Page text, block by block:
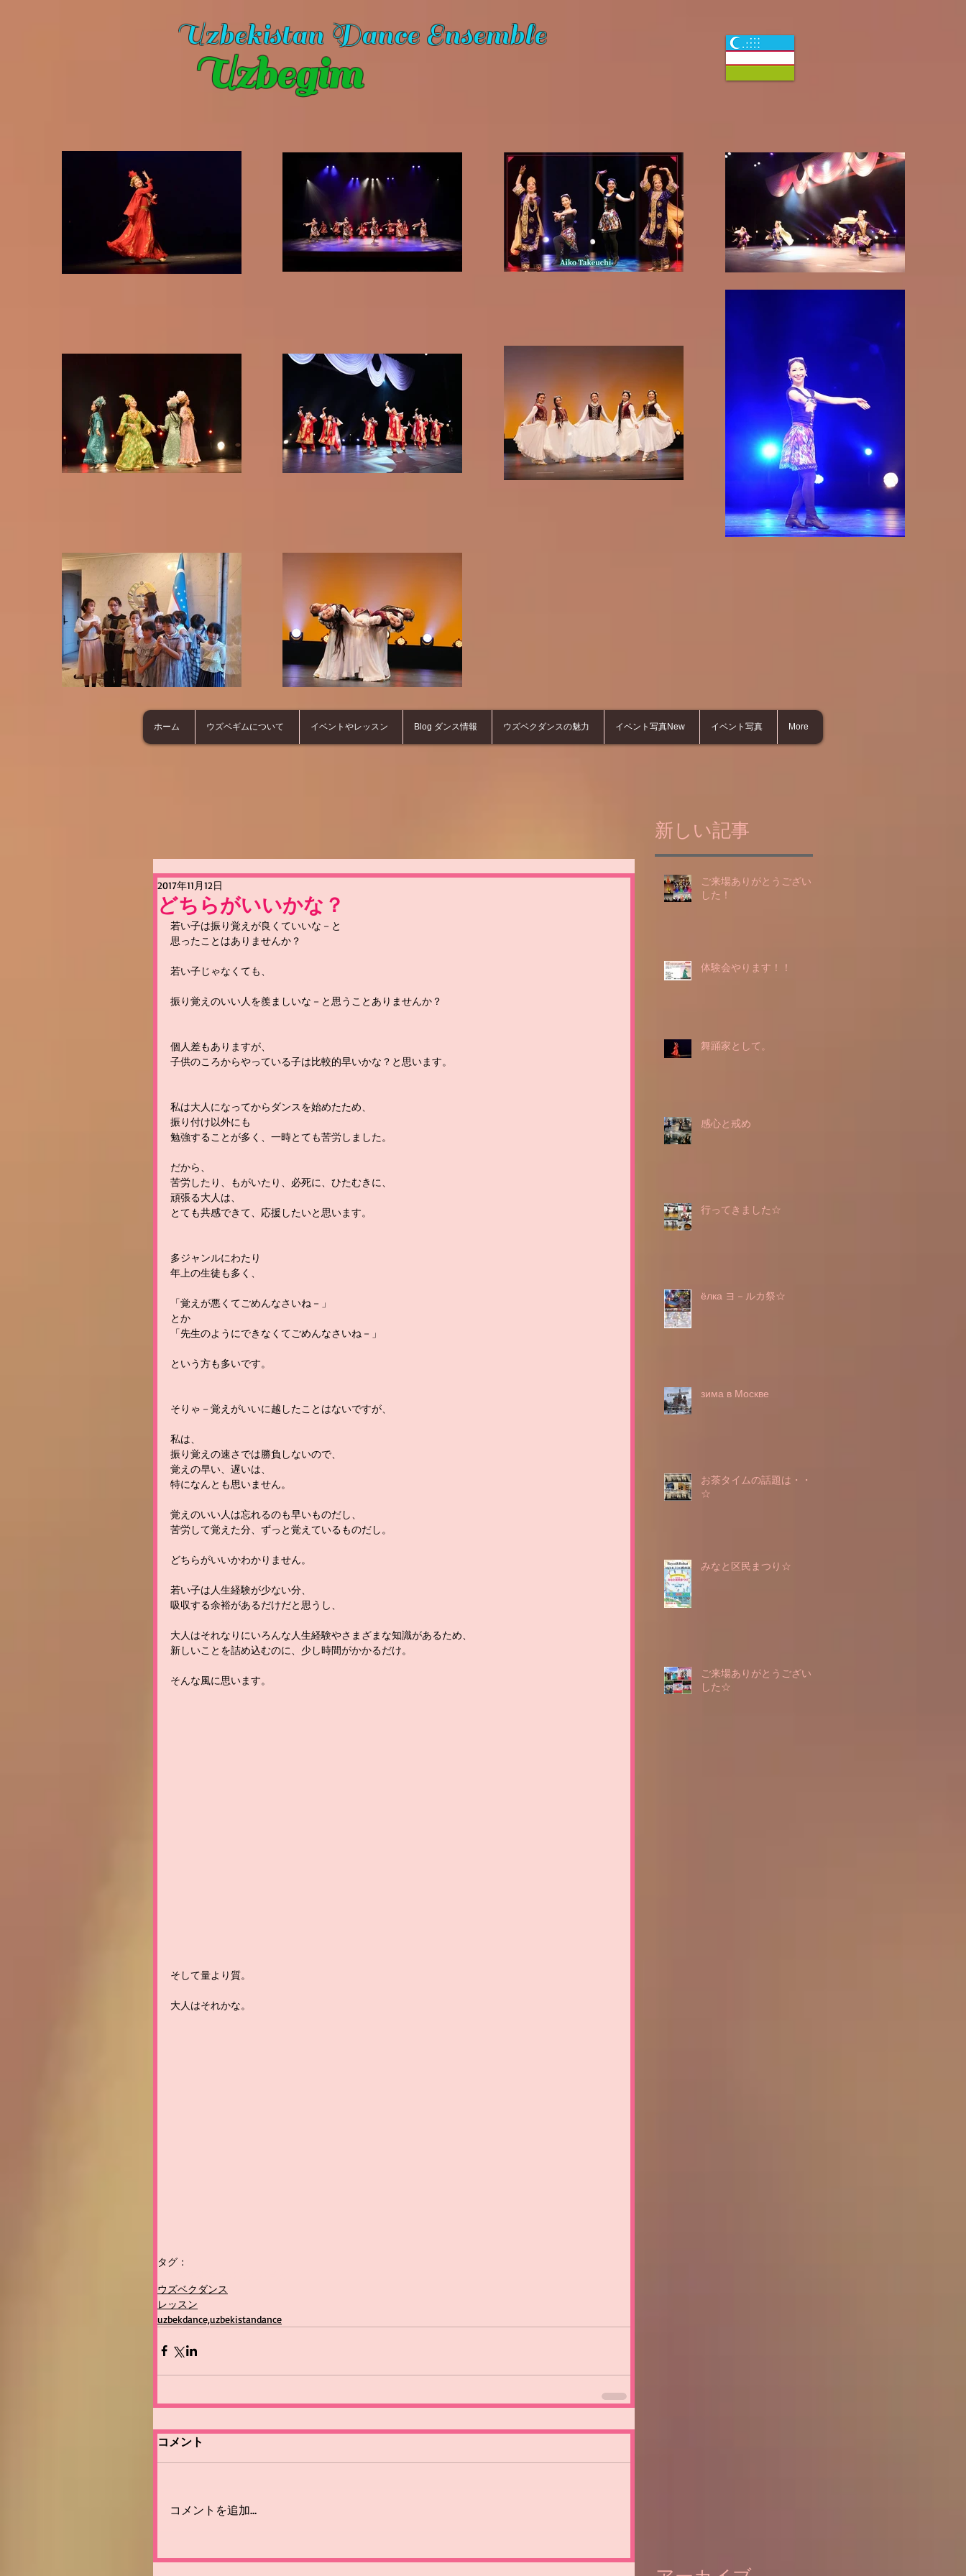
Uzbekistan Dance Ensemble
Uzbegim
ホーム ウズベギムについて イベントやレッスン Blog ダンス情報 ウズベクダンスの魅力 イベント写真New イベント写真 More
新しい記事
どちらがいいかな？
2017年11月12日
若い子は振り覚えが良くていいな－と
思ったことはありませんか？
若い子じゃなくても、
振り覚えのいい人を羨ましいな－と思うことありませんか？
個人差もありますが、
子供のころからやっている子は比較的早いかな？と思います。
私は大人になってからダンスを始めたため、
振り付け以外にも
勉強することが多く、一時とても苦労しました。
だから、
苦労したり、もがいたり、必死に、ひたむきに、
頑張る大人は、
とても共感できて、応援したいと思います。
多ジャンルにわたり
年上の生徒も多く、
「覚えが悪くてごめんなさいね－」
とか
「先生のようにできなくてごめんなさいね－」
という方も多いです。
そりゃ－覚えがいいに越したことはないですが、
私は、
振り覚えの速さでは勝負しないので、
覚えの早い、遅いは、
特になんとも思いません。
覚えのいい人は忘れるのも早いものだし、
苦労して覚えた分、ずっと覚えているものだし。
どちらがいいかわかりません。
若い子は人生経験が少ない分、
吸収する余裕があるだけだと思うし、
大人はそれなりにいろんな人生経験やさまざまな知識があるため、
新しいことを詰め込むのに、少し時間がかかるだけ。
そんな風に思います。
そして量より質。
大人はそれかな。
タグ：
ウズベクダンス
レッスン
uzbekdance,uzbekistandance
コメント
コメントを追加…
ご来場ありがとうございま
した！
体験会やります！！
舞踊家として。
感心と戒め
行ってきました☆
ёлка ヨ－ルカ祭☆
зима в Москве
お茶タイムの話題は・・・
☆
みなと区民まつり☆
ご来場ありがとうございま
した☆